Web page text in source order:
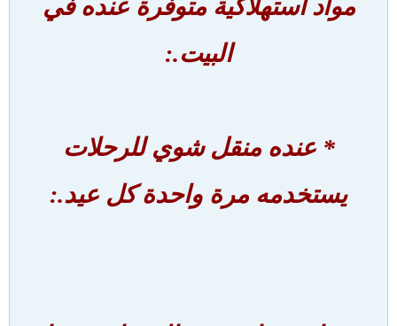
مواد استهلاكية متوفرة عنده في
البيت.:
* عنده منقل شوي للرحلات
يستخدمه مرة واحدة كل عيد.: